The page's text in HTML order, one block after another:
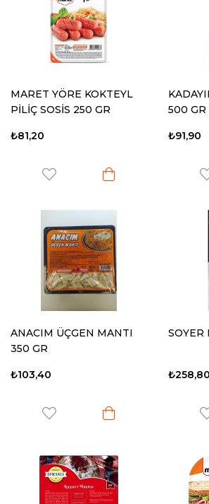
MARET YÖRE KOKTEYL
PİLİÇ SOSİS 250 GR
₺81,20
500 GR
₺91,90
ANACIM ÜÇGEN MANTI
350 GR
₺103,40
SOYER
₺258,80